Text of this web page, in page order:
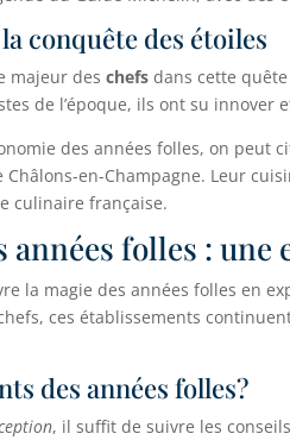
conquête des étoiles
majeur deschefs dans cette
de l’époque, ils ont su
des années folles, on peut
en-Champagne. Leur
culinaire française.
années folles :
la magie des années folles en
ces établissements
des années folles?
, il suffit de suivre les conseils